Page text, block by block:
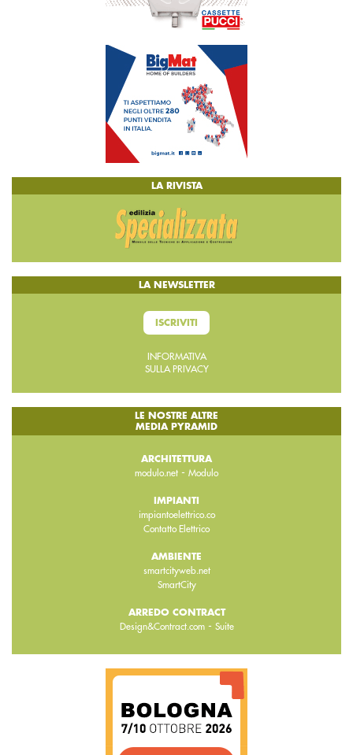
LA RIVISTA
LA NEWSLETTER
ISCRIVITI
INFORMATIVA
SULLA PRIVACY
LE NOSTRE ALTRE
MEDIA PYRAMID
ARCHITETTURA
modulo.net - Modulo
IMPIANTI
impiantoelettrico.co
Contatto Elettrico
AMBIENTE
smartcityweb.net
SmartCity
ARREDO CONTRACT
Design&Contract.com- Suite